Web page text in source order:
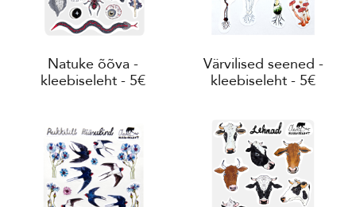
Natuke õõva -
kleebiseleht - 5€
Värvilised seened -
kleebiseleht - 5€